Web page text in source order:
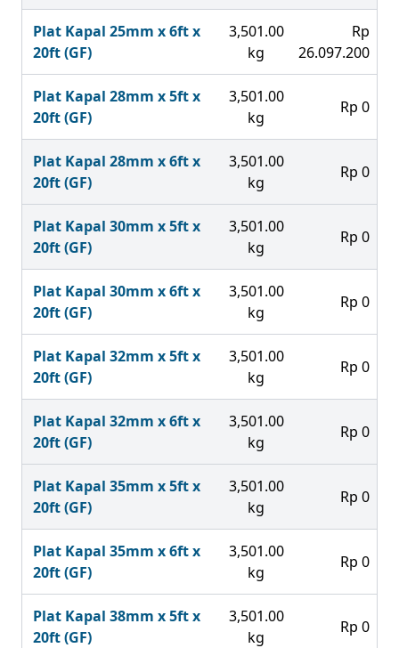
Plat Kapal 25mm x 6ft x
20ft (GF)
3,501.00
kg
Rp
26.097.200
Plat Kapal 28mm x 5ft x
20ft (GF)
3,501.00
kg
Rp 0
Plat Kapal 28mm x 6ft x
20ft (GF)
3,501.00
kg
Rp 0
Plat Kapal 30mm x 5ft x
20ft (GF)
3,501.00
kg
Rp 0
Plat Kapal 30mm x 6ft x
20ft (GF)
3,501.00
kg
Rp 0
Plat Kapal 32mm x 5ft x
20ft (GF)
3,501.00
kg
Rp 0
Plat Kapal 32mm x 6ft x
20ft (GF)
3,501.00
kg
Rp 0
Plat Kapal 35mm x 5ft x
20ft (GF)
3,501.00
kg
Rp 0
Plat Kapal 35mm x 6ft x
20ft (GF)
3,501.00
kg
Rp 0
Plat Kapal 38mm x 5ft x
20ft (GF)
3,501.00
kg
Rp 0